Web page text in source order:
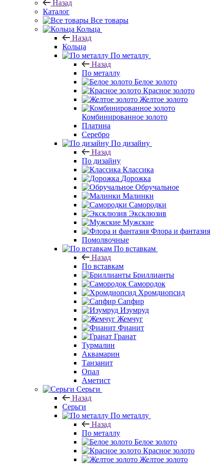
Назад
Каталог
Все товары
Кольца
Назад
Кольца
По металлу
Назад
По металлу
Белое золото
Красное золото
Желтое золото
Комбинированное золото
Платина
Серебро
По дизайну
Назад
По дизайну
Классика
Дорожка
Обручальное
Малинки
Самородки
Эксклюзив
Мужские
Флора и фантазия
Помолвочные
По вставкам
Назад
По вставкам
Бриллианты
Самородок
Хромдиопсид
Сапфир
Изумруд
Жемчуг
Фианит
Гранат
Турмалин
Аквамарин
Танзанит
Опал
Аметист
Серьги
Назад
Серьги
По металлу
Назад
По металлу
Белое золото
Красное золото
Желтое золото